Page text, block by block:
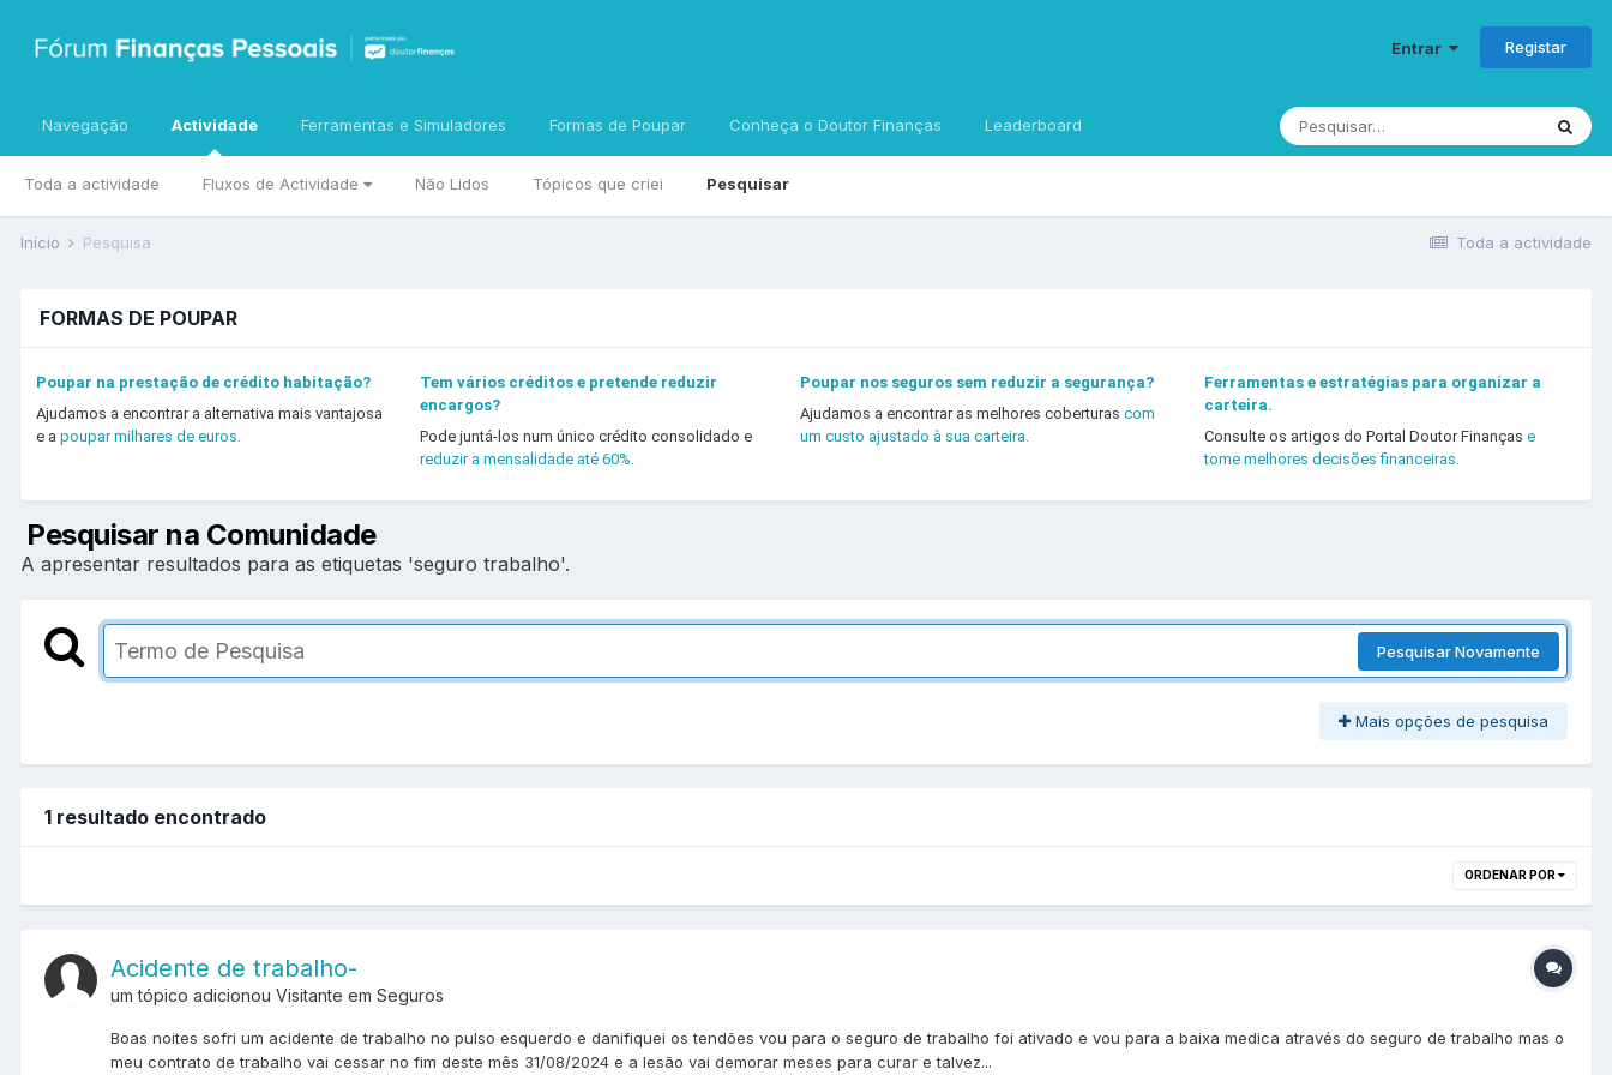
Entrar Registar
Navegação Actividade
Toda a actividade Fluxos de Actividade Não Lidos Tópicos que criei Pesquisar
Ferramentas e Simuladores Formas de Poupar Conheça o Doutor Finanças Leaderboard
Toda a actividade
Início Pesquisa
FORMAS DE POUPAR
Poupar na prestação de crédito habitação?
Ajudamos a encontrar a alternativa mais vantajosa
e a poupar milhares de euros.
Tem vários créditos e pretende reduzir
encargos?
Pode juntá-los num único crédito consolidado e
reduzir a mensalidade até 60%.
Poupar nos seguros sem reduzir a segurança?
Ajudamos a encontrar as melhores coberturascom
um custo ajustado à sua carteira.
Ferramentas e estratégias para organizar a
carteira.
Consulte os artigos do Portal Doutor Finanças e
tome melhores decisões financeiras.
Pesquisar na Comunidade
A apresentar resultados para as etiquetas 'seguro trabalho'.
Pesquisar Novamente
Mais opções de pesquisa
1 resultado encontrado
ORDENAR POR
Acidente de trabalho-
um tópico adicionou Visitante em Seguros
Boas noites sofri um acidente de trabalho no pulso esquerdo e danifiquei os tendões vou para o seguro de trabalho foi ativado e vou para a baixa medica através do seguro de trabalho mas o
meu contrato de trabalho vai cessar no fim deste mês 31/08/2024 e a lesão vai demorar meses para curar e talvez...